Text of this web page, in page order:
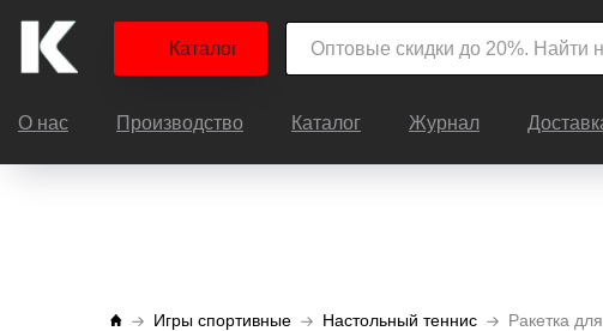
Каталог
О нас Производство Каталог Журнал
Игры спортивные Настольный теннис